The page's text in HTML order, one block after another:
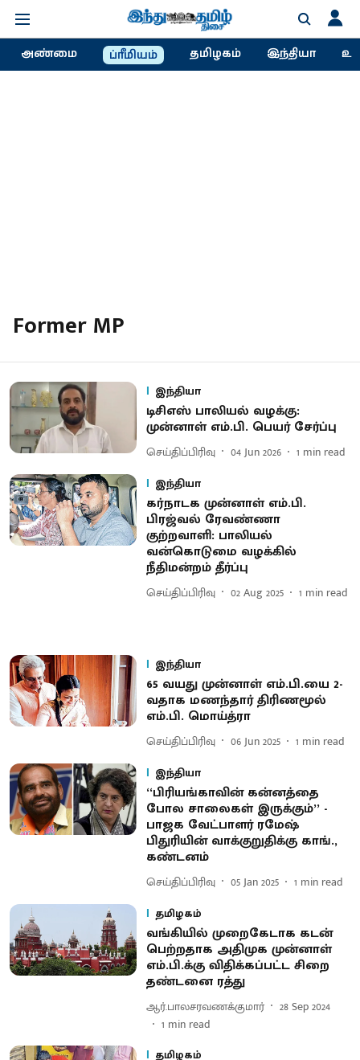
அண்மை ப்ரீமியம் தமிழகம் இந்தியா
Former MP
இந்தியா
டிசிஎஸ் பாலியல் வழக்கு:
முன்னாள் எம்.பி. பெயர் சேர்ப்பு
செய்திப்பிரிவு 04 Jun 2026 1 min read
இந்தியா
கர்நாடக முன்னாள் எம்.பி.
பிரஜ்வல் ரேவண்ணா
குற்றவாளி: பாலியல்
வன்கொடுமை வழக்கில்
நீதிமன்றம் தீர்ப்பு
செய்திப்பிரிவு 02 Aug 2025 1 min read
இந்தியா
65 வயது முன்னாள் எம்.பி.யை 2-
வதாக மணந்தார் திரிணமூல்
எம்.பி. மொய்த்ரா
செய்திப்பிரிவு 06 Jun 2025 1 min read
இந்தியா
‘‘பிரியங்காவின் கன்னத்தை
போல சாலைகள் இருக்கும்’’ -
பாஜக வேட்பாளர் ரமேஷ்
பிதுரியின் வாக்குறுதிக்கு காங்.,
கண்டனம்
செய்திப்பிரிவு 05 Jan 2025 1 min read
தமிழகம்
வங்கியில் முறைகேடாக கடன்
பெற்றதாக அதிமுக முன்னாள்
எம்.பி.க்கு விதிக்கப்பட்ட சிறை
தண்டனை ரத்து
ஆர்.பாலசரவணக்குமார்
28 Sep 2024
1 min read
தமிழகம்